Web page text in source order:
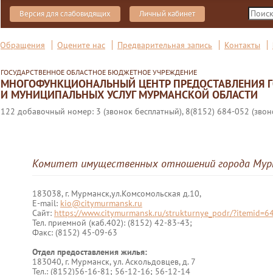
Версия для слабовидящих Личный кабинет
Обращения Оцените нас Предварительная запись Контакты
ГОСУДАРСТВЕННОЕ ОБЛАСТНОЕ БЮДЖЕТНОЕ УЧРЕЖДЕНИЕ
МНОГОФУНКЦИОНАЛЬНЫЙ ЦЕНТР ПРЕДОСТАВЛЕНИЯ
И МУНИЦИПАЛЬНЫХ УСЛУГ МУРМАНСКОЙ ОБЛАСТИ
122 добавочный номер: 3 (звонок бесплатный), 8(8152) 684-052
Комитет имущественных отношений города
183038, г. Мурманск,ул.Комсомольская д.10,
E-mail: kio@citymurmansk.ru
Сайт: https://www.citymurmansk.ru/strukturnye_podr/
Тел. приемной (каб.402): (8152) 42-83-43;
Факс: (8152) 45-09-63
Отдел предоставления жилья:
183040, г. Мурманск, ул. Аскольдовцев, д. 7
Тел.: (8152)56-16-81; 56-12-16; 56-12-14